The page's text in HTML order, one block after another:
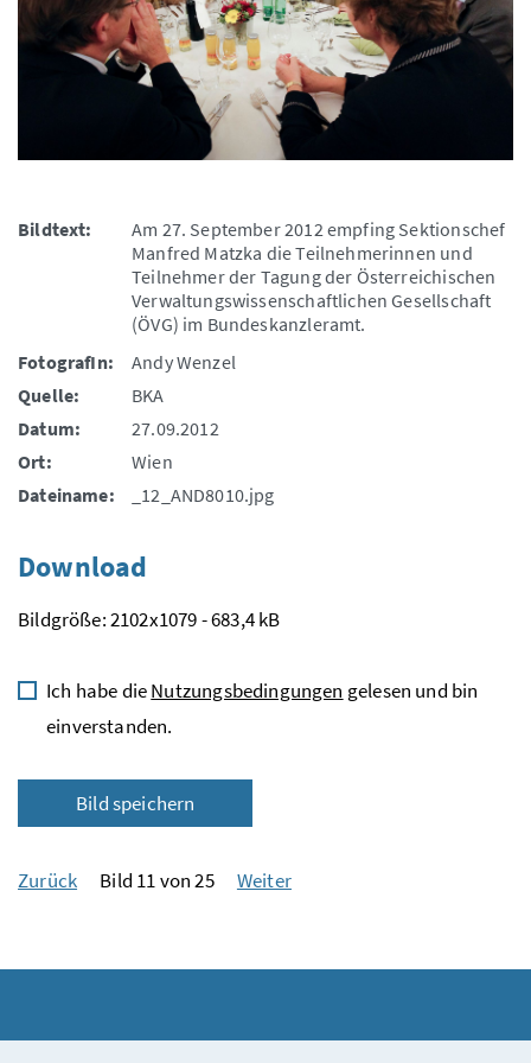
Bildtext:
Am 27. September 2012 empfing Sektionschef
Manfred Matzka die Teilnehmerinnen und
Teilnehmer der Tagung der Österreichischen
Verwaltungswissenschaftlichen Gesellschaft
(ÖVG) im Bundeskanzleramt.
FotografIn:
Andy Wenzel
Quelle:
BKA
Datum:
27.09.2012
Ort:
Wien
Dateiname:
_12_AND8010.jpg
Download
Bildgröße: 2102x1079 - 683,4 kB
Ich habe dieNutzungsbedingungen gelesen und bin
einverstanden.
Bild speichern
Zurück Bild 11 von 25 Weiter